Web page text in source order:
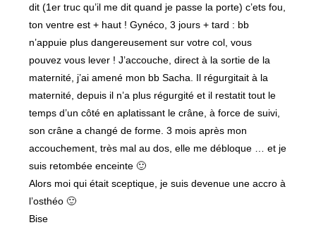
dit (1er truc qu’il me dit quand je passe la porte) c’ets fou,
ton ventre est + haut ! Gynéco, 3 jours + tard : bb
n’appuie plus dangereusement sur votre col, vous
pouvez vous lever ! J’accouche, direct à la sortie de la
maternité, j’ai amené mon bb Sacha. Il régurgitait à la
maternité, depuis il n’a plus régurgité et il restatit tout le
temps d’un côté en aplatissant le crâne, à force de suivi,
son crâne a changé de forme. 3 mois après mon
accouchement, très mal au dos, elle me débloque … et je
suis retombée enceinte 🙂
Alors moi qui était sceptique, je suis devenue une accro à
l’osthéo 🙂
Bise